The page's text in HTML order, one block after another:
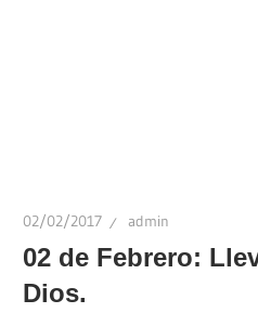
02/02/2017 admin
02 de Febrero:
Dios.